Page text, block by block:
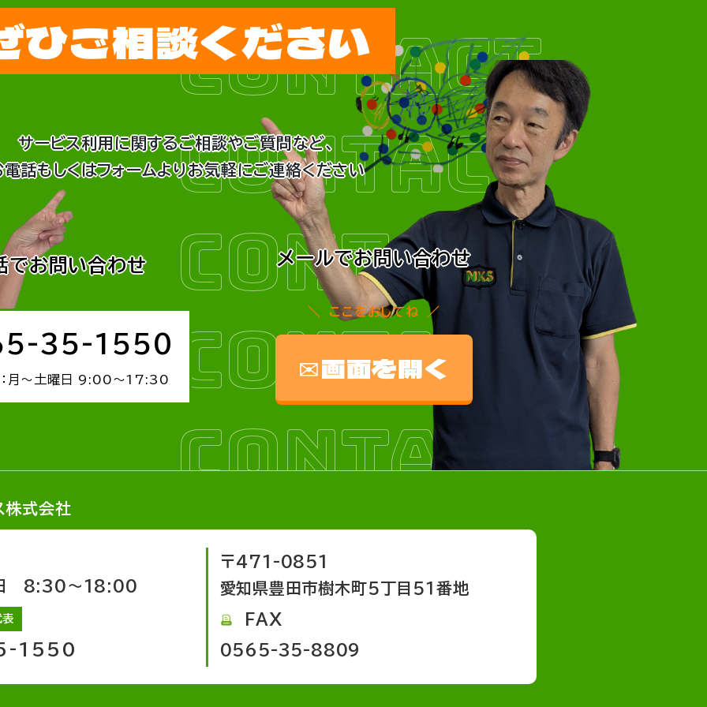
ペ
ー
ジ
り
CONTACT
CONTACT
CONTACT
CONTACT
CONTACT
ひご相談ください
サービス利用に関するご相談やご質問など、
電話もしくはフォームよりお気軽にご連絡ください
でお問い合わせ
35-1550
：月～土曜日 9:00～17:30
メールでお問い合わせ
ここをおしてね
✉画面を開く
株式会社
8:30～18:00
1550
〒471-0851
愛知県豊田市樹木町５丁目５１番地
FAX
0565-35-8809